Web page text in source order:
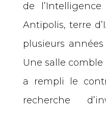
de
Antipolis, terre
plusieurs
Une salle
a rempli le
recherche